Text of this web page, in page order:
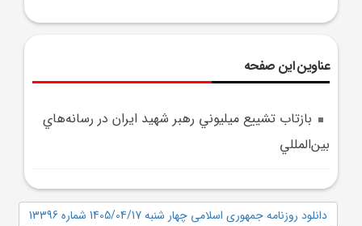
عناوین این صفحه
بازتاب تشييع ميليوني رهبر شهيد ايران در رسانه‌هاي
بين‌المللي
دانلود روزنامه جمهوری اسلامی چهار شنبه 1405/04/17 شماره 13396